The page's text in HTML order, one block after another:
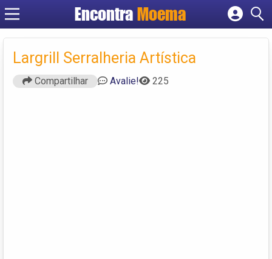
Encontra Moema
Criar conta
Largrill Serralheria Artística
Compartilhar Avalie! 225